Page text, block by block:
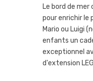
Le bord de
pour enrichir le
Mario ou Luigi
enfants un
exceptionnel
d'extension